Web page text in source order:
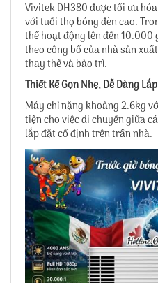
Vivitek DH380 được tối ưu
với tuổi thọ bóng đèn cao.
thể hoạt động lên đến
theo công bố của nhà sản
thay thế và bảo trì.
Thiết Kế Gọn Nhẹ, Dễ Dàng
Máy chỉ nặng khoảng 2.6kg
tiện cho việc di chuyển giữa
lắp đặt cố định trên trần nhà.